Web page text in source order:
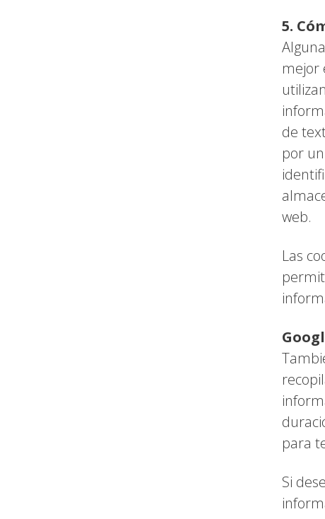
5.
mejor
de
por
web.
Las
para
Si